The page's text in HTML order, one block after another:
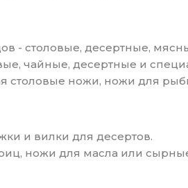
- столовые, десертные,
чайные, десертные и
столовые ножи, ножи для
и вилки для десертов.
ножи для масла или